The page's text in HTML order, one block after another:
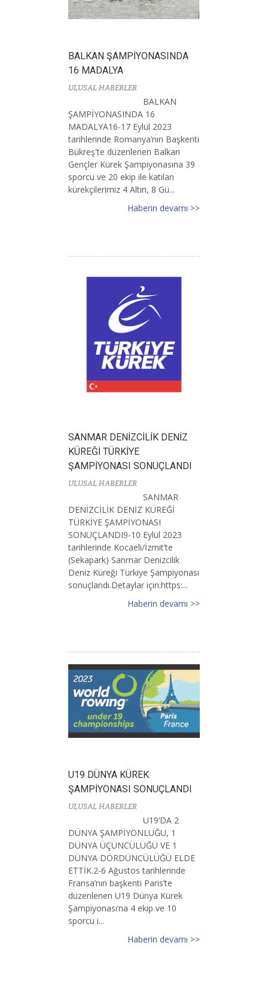
BALKAN ŞAMPİYONASINDA
16 MADALYA
ULUSAL HABERLER
BALKAN
ŞAMPİYONASINDA 16
MADALYA16-17 Eylül 2023
tarihlerinde Romanya’nın Başkenti
Bükreş'te düzenlenen Balkan
Gençler Kürek Şampiyonasına 39
sporcu ve 20 ekip ile katılan
kürekçilerimiz 4 Altın, 8 Gü...
Haberin devamı >>
SANMAR DENİZCİLİK DENİZ
KÜREĞİ TÜRKİYE
ŞAMPİYONASI SONUÇLANDI
ULUSAL HABERLER
SANMAR
DENİZCİLİK DENİZ KÜREĞİ
TÜRKİYE ŞAMPİYONASI
SONUÇLANDI9-10 Eylül 2023
tarihlerinde Kocaeli/İzmit’te
(Sekapark) Sanmar Denizcilik
Deniz Küreği Türkiye Şampiyonası
sonuçlandı.Detaylar için:https:...
Haberin devamı >>
U19 DÜNYA KÜREK
ŞAMPİYONASI SONUÇLANDI
ULUSAL HABERLER
U19’DA 2
DÜNYA ŞAMPİYONLUĞU, 1
DÜNYA ÜÇÜNCÜLÜĞÜ VE 1
DÜNYA DÖRDÜNCÜLÜĞÜ ELDE
ETTİK.2-6 Ağustos tarihlerinde
Fransa’nın başkenti Paris’te
düzenlenen U19 Dünya Kürek
Şampiyonası’na 4 ekip ve 10
sporcu i...
Haberin devamı >>